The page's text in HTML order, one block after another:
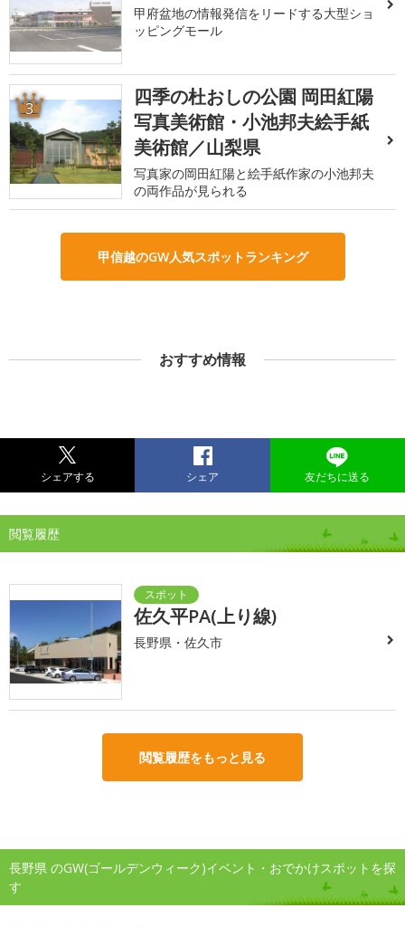
甲府盆地の情報発信をリードする大型ショ
ッピングモール
3
四季の杜おしの公園 岡田紅陽
写真美術館・小池邦夫絵手紙
美術館／山梨県
写真家の岡田紅陽と絵手紙作家の小池邦夫
の両作品が見られる
甲信越のGW人気スポットランキング
おすすめ情報
シェアする シェア 友だちに送る
閲覧履歴
佐久平PA(上り線)
長野県・佐久市
閲覧履歴をもっと見る
長野県 のGW(ゴールデンウィーク)イベント・おでかけスポットを探
す